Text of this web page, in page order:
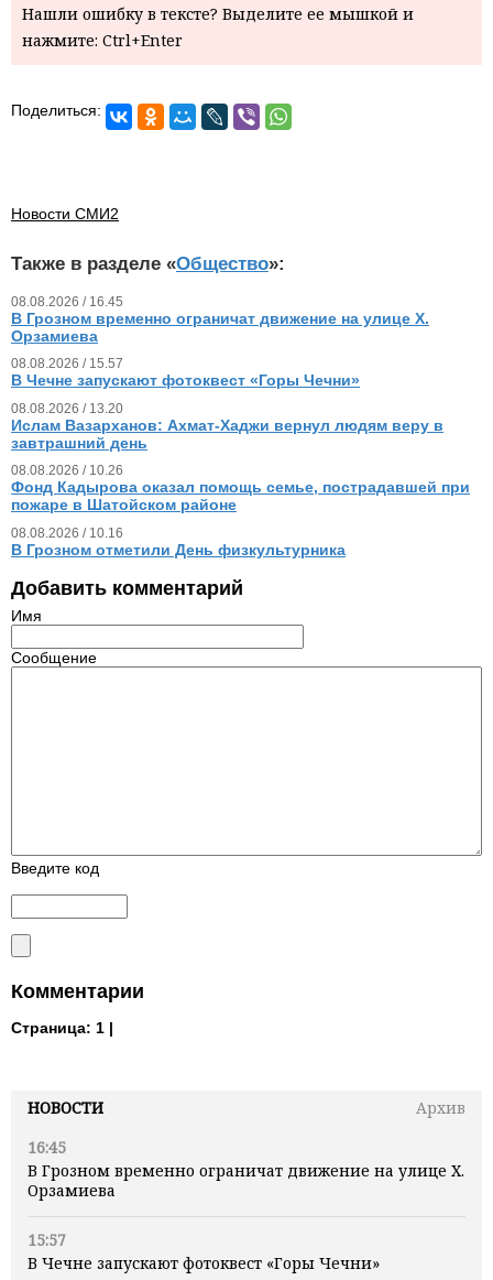
НОВОСТИ
Архив
16:45
В Грозном временно ограничат движение на улице Х.
Орзамиева
15:57
В Чечне запускают фотоквест «Горы Чечни»
Нашли ошибку в тексте? Выделите ее мышкой и
нажмите: Ctrl+Enter
Поделиться:
Новости СМИ2
Также в разделе «Общество»:
08.08.2026 / 16.45
В Грозном временно ограничат движение на улице Х.
Орзамиева
08.08.2026 / 15.57
В Чечне запускают фотоквест «Горы Чечни»
08.08.2026 / 13.20
Ислам Вазарханов: Ахмат-Хаджи вернул людям веру в
завтрашний день
08.08.2026 / 10.26
Фонд Кадырова оказал помощь семье, пострадавшей при
пожаре в Шатойском районе
08.08.2026 / 10.16
В Грозном отметили День физкультурника
Добавить комментарий
Имя
Сообщение
Введите код
Комментарии
Страница: 1 |